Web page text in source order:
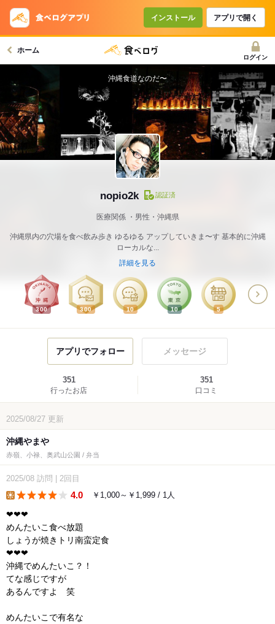
インストール アプリで開く
ホーム
ログイン
nopio2k 認証済
医療関係 男性・沖縄県
沖縄県内の穴場を食べ飲み歩き ゆるゆる アップしていきま〜す 基本的に沖縄
ローカルな...
詳細を見る
300 300 10 10 5
沖縄食道なのだ〜
アプリでフォロー メッセージ
351
行ったお店
351
口コミ
2025/08/27 更新
沖縄やまや
赤嶺、小禄、奥武山公園 / 弁当
2025/08 訪問 2回目
4.0 ￥1,000～￥1,999 / 1人
︎❤︎❤︎❤︎
めんたいこ食べ放題
しょうが焼きトリ南蛮定食
❤︎❤︎❤︎
沖縄でめんたいこ？！
てな感じですが
あるんですよ 笑
めんたいこで有名な